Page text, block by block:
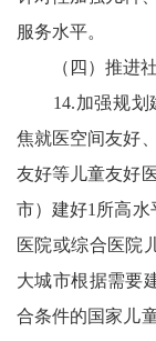
服务水平。
（四）推进社
14.加强规划建
焦就医空间友好
友好等儿童友好
市）建好1所高
医院或综合医院
大城市根据需要
合条件的国家儿